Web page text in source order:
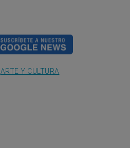
ARTE Y CULTURA